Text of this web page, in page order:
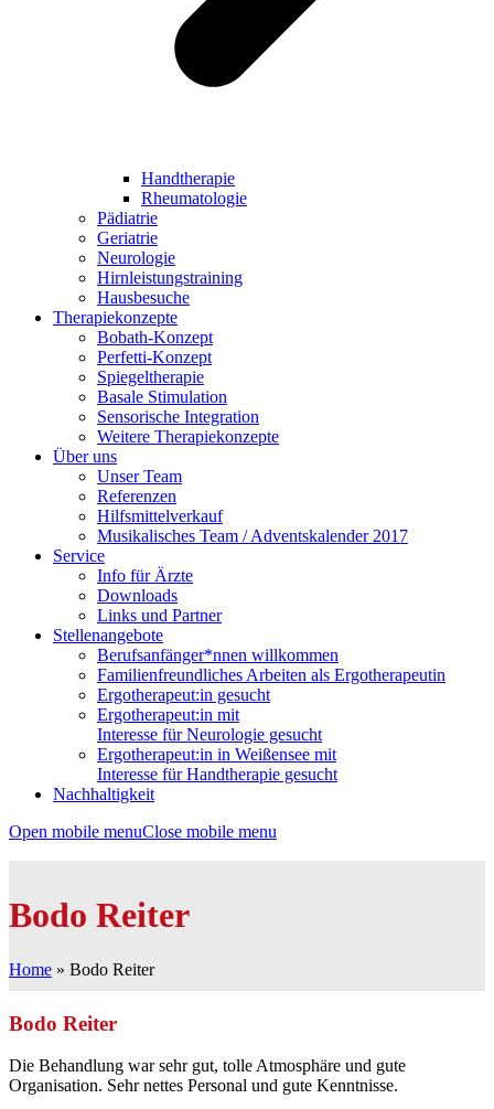
Handtherapie
Rheumatologie
Pädiatrie
Geriatrie
Neurologie
Hirnleistungstraining
Hausbesuche
Therapiekonzepte
Bobath-Konzept
Perfetti-Konzept
Spiegeltherapie
Basale Stimulation
Sensorische Integration
Weitere Therapiekonzepte
Über uns
Unser Team
Referenzen
Hilfsmittelverkauf
Musikalisches Team / Adventskalender 2017
Service
Info für Ärzte
Downloads
Links und Partner
Stellenangebote
Berufsanfänger*nnen willkommen
Familienfreundliches Arbeiten als Ergotherapeutin
Ergotherapeut:in gesucht
Ergotherapeut:in mit
Interesse für Neurologie gesucht
Ergotherapeut:in in Weißensee mit
Interesse für Handtherapie gesucht
Nachhaltigkeit
Open mobile menuClose mobile menu
Bodo Reiter
Home » Bodo Reiter
Bodo Reiter
Die Behandlung war sehr gut, tolle Atmosphäre und gute
Organisation. Sehr nettes Personal und gute Kenntnisse.